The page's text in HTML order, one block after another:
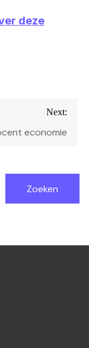
deze
Next:
economie